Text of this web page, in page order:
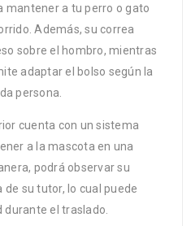
mantener a tu perro o gato
Además, su correa
sobre el hombro, mientras
adaptar el bolso según la
persona.
cuenta con un sistema
a la mascota en una
podrá observar su
su tutor, lo cual puede
el traslado.